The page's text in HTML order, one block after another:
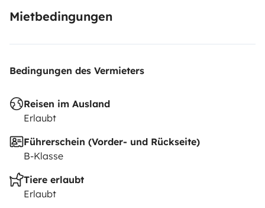
Mietbedingungen
Bedingungen des Vermieters
Reisen im Ausland
Erlaubt
Führerschein (Vorder- und Rückseite)
B-Klasse
Tiere erlaubt
Erlaubt